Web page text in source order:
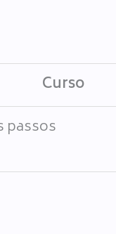
Curso
passos